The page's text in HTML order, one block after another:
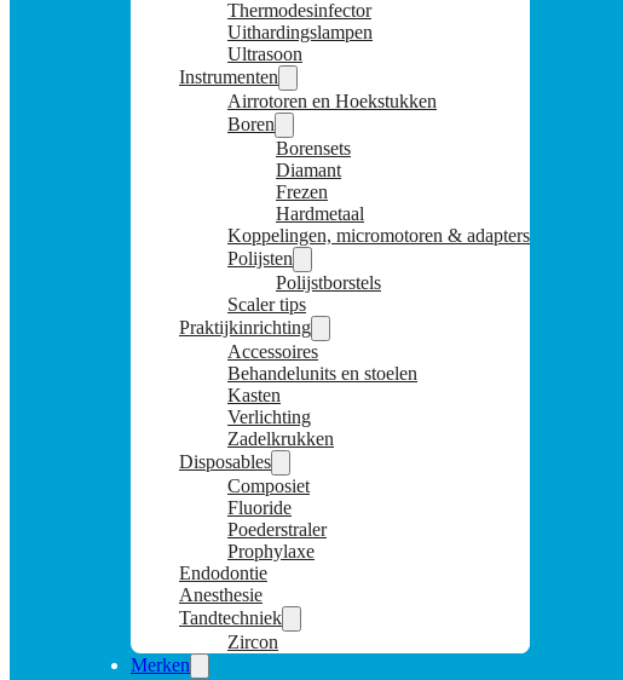
Thermodesinfector
Uithardingslampen
Ultrasoon
Instrumenten
Airrotoren en Hoekstukken
Boren
Borensets
Diamant
Frezen
Hardmetaal
Koppelingen, micromotoren & adapters
Polijsten
Polijstborstels
Scaler tips
Praktijkinrichting
Accessoires
Behandelunits en stoelen
Kasten
Verlichting
Zadelkrukken
Disposables
Composiet
Fluoride
Poederstraler
Prophylaxe
Endodontie
Anesthesie
Tandtechniek
Zircon
Merken